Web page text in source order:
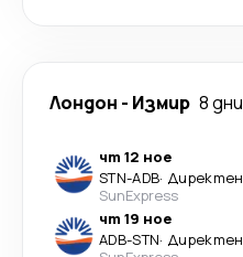
Лондон - Измир 8 дни
чт 12 ное
STN-ADB· Директен
SunExpress
чт 19 ное
ADB-STN· Директен